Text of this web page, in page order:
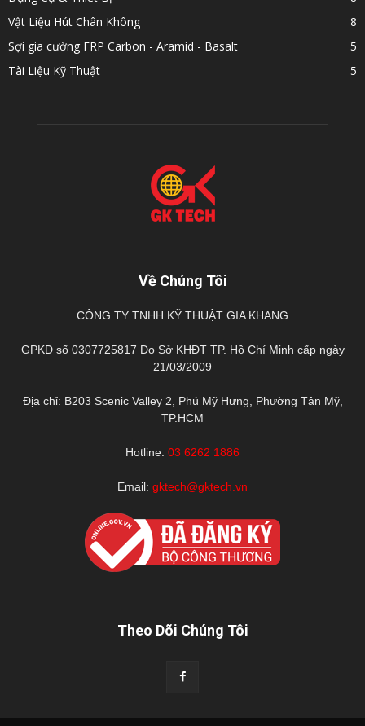
Vật Liệu Hút Chân Không
8
Sợi gia cường FRP Carbon - Aramid - Basalt
5
Tài Liệu Kỹ Thuật
5
Về Chúng Tôi
CÔNG TY TNHH KỸ THUẬT GIA KHANG
GPKD số 0307725817 Do Sở KHĐT TP. Hồ Chí Minh cấp ngày
21/03/2009
Địa chỉ: B203 Scenic Valley 2, Phú Mỹ Hưng, Phường Tân Mỹ,
TP.HCM
Hotline: 03 6262 1886
Email: gktech@gktech.vn
Theo Dõi Chúng Tôi